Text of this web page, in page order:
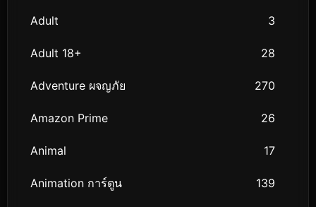
Adult 3
Adult 18+ 28
Adventure ผจญภัย 270
Amazon Prime 26
Animal 17
Animation การ์ตูน 139